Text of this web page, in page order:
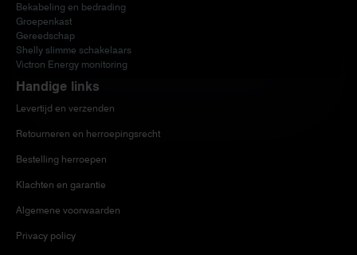
Bekabeling en bedrading
Groepenkast
Gereedschap
Shelly slimme schakelaars
Victron Energy monitoring
Handige links
Levertijd en verzenden
Retourneren en herroepingsrecht
Bestelling herroepen
Klachten en garantie
Algemene voorwaarden
Privacy policy